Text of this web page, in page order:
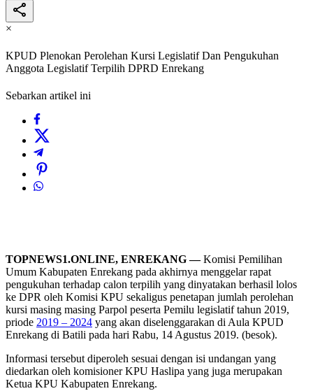
×
KPUD Plenokan Perolehan Kursi Legislatif Dan Pengukuhan
Anggota Legislatif Terpilih DPRD Enrekang
Sebarkan artikel ini
TOPNEWS1.ONLINE, ENREKANG —Komisi Pemilihan
Umum Kabupaten Enrekang pada akhirnya menggelar rapat
pengukuhan terhadap calon terpilih yang dinyatakan berhasil lolos
ke DPR oleh Komisi KPU sekaligus penetapan jumlah perolehan
kursi masing masing Parpol peserta Pemilu legislatif tahun 2019,
priode 2019 – 2024 yang akan diselenggarakan di Aula KPUD
Enrekang di Batili pada hari Rabu, 14 Agustus 2019. (besok).
Informasi tersebut diperoleh sesuai dengan isi undangan yang
diedarkan oleh komisioner KPU Haslipa yang juga merupakan
Ketua KPU Kabupaten Enrekang.